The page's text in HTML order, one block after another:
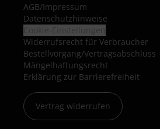
AGB/Impressum
Datenschutzhinweise
Widerrufsrecht für Verbraucher
Bestellvorgang/Vertragsabschluss
Mängelhaftungsrecht
Erklärung zur Barrierefreiheit
Vertrag widerrufen